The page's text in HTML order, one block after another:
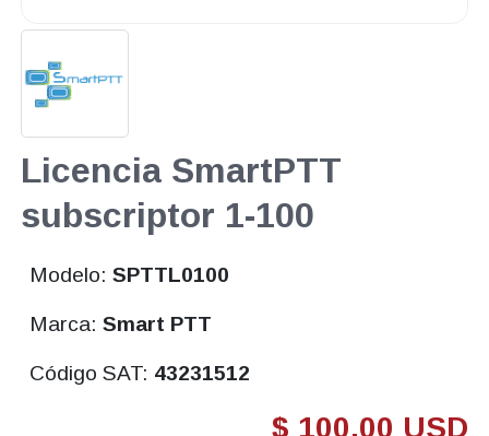
Licencia SmartPTT
subscriptor 1-100
Modelo:SPTTL0100
Marca:Smart PTT
Código SAT: 43231512
$ 100.00 USD